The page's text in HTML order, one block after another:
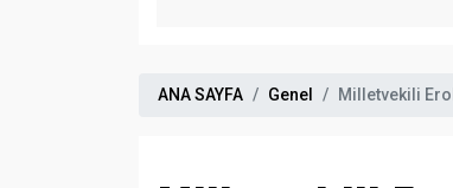
ANA SAYFA Genel Milletvekili